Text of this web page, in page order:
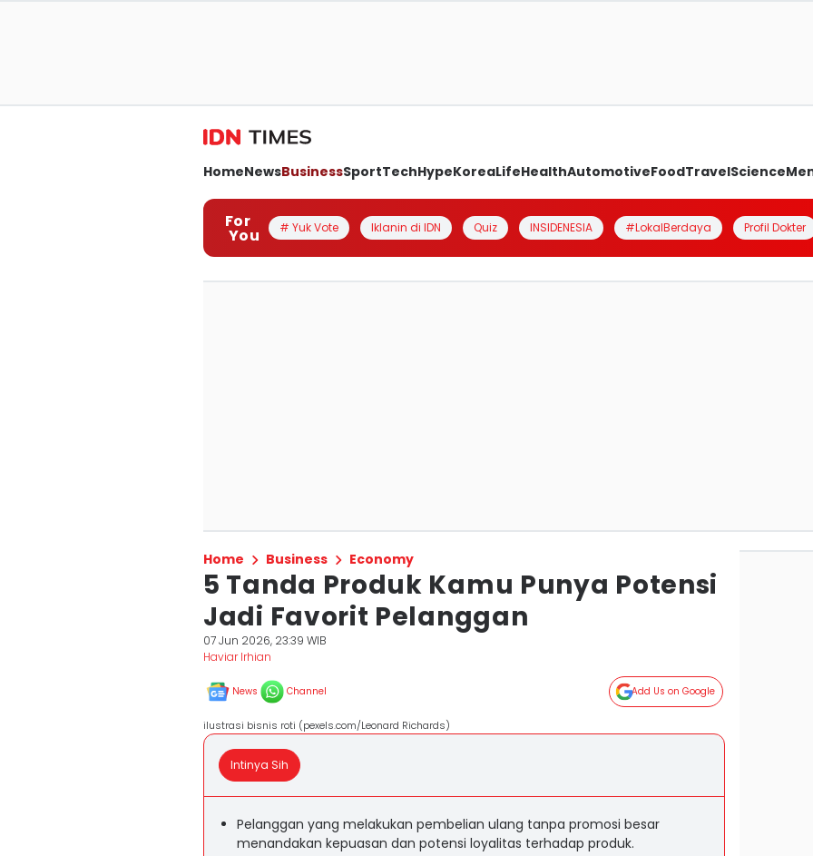
HomeNewsBusinessSportTechHypeKoreaLifeHealthAutomotiveFoodTravelScience
For
You # Yuk Vote Iklanin di IDN Quiz INSIDENESIA #LokalBerdaya Profil Dokter
Home Business Economy
5 Tanda Produk Kamu Punya Potensi
Jadi Favorit Pelanggan
07 Jun 2026, 23:39 WIB
Haviar Irhian
News Channel Add Us on Google
ilustrasi bisnis roti (pexels.com/Leonard Richards)
Intinya Sih
Pelanggan yang melakukan pembelian ulang tanpa promosi besar
menandakan kepuasan dan potensi loyalitas terhadap produk.